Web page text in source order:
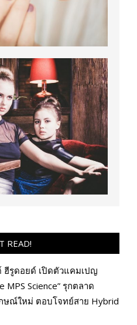
READ!
ฮีรูดอยด์ เปิดตัวแคมเปญ
MPS Science” รุกตลาด
ษณ์ใหม่ ตอบโจทย์สาย Hybrid